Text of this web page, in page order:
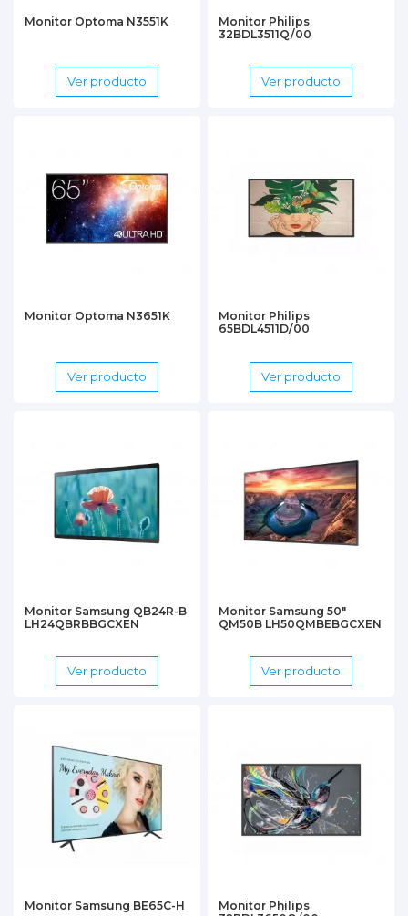
Monitor Optoma N3551K
Ver producto
Monitor Philips
32BDL3511Q/00
Ver producto
Monitor Optoma N3651K
Ver producto
Monitor Philips
65BDL4511D/00
Ver producto
Monitor Samsung QB24R-B
LH24QBRBBGCXEN
Ver producto
Monitor Samsung 50"
QM50B LH50QMBEBGCXEN
Ver producto
Monitor Samsung BE65C-H
Monitor Philips